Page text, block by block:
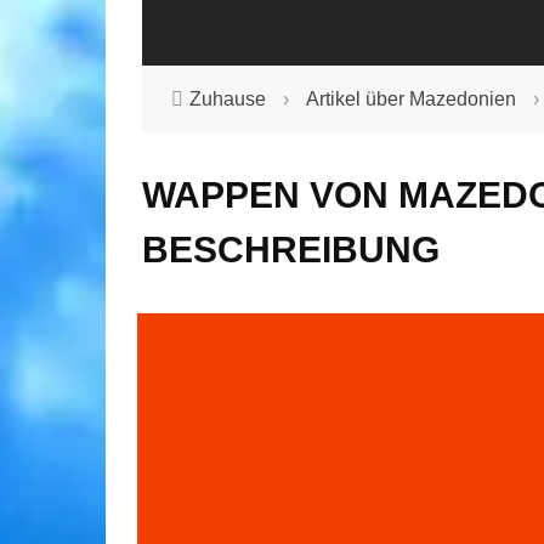
Zuhause › Artikel über Mazedonien ›
WAPPEN VON
BESCHREIBUNG